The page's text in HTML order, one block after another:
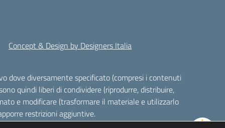
Concept & Design by Designers Italia
dove diversamente specificato (compresi i contenuti
quindi liberi di condividere (riprodurre, distribuire,
e modificare (trasformare il materiale e utilizzarlo
restrizioni aggiuntive.